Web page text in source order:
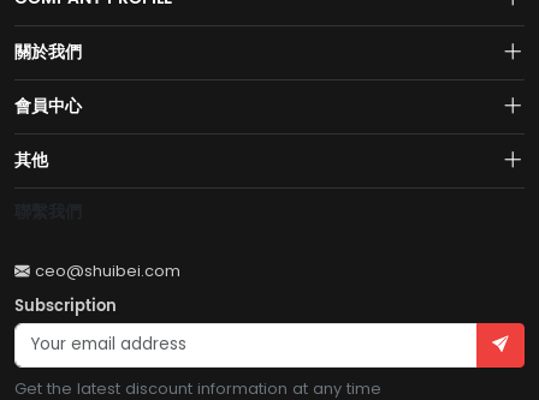
球黃金珠寶跨境電商平臺！AI與區塊鏈的完美結合的【水貝幣$SB】引領
全球黃金珠寶穩定幣RWA新紀元！
關於我們
About us
Join us
Privacy policy
會員中心
Account
Order
Brand List
其他
Terms of use
Become a seller
Account
ceo@shuibei.com
Subscription
Get the latest discount information at any time